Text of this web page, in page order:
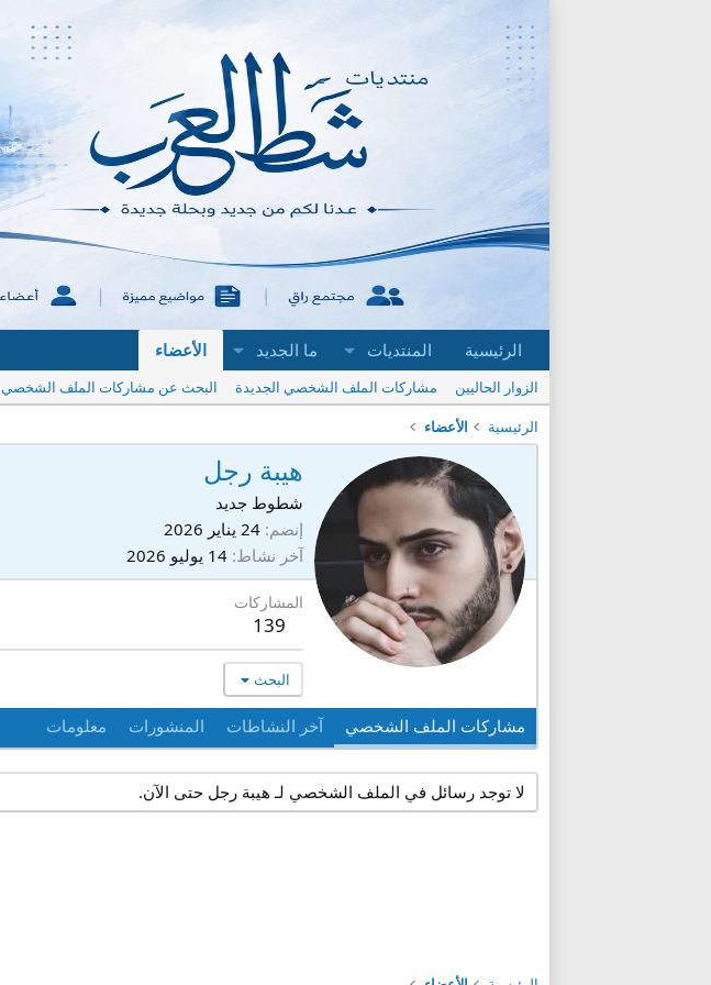
الرئيسية المنتديات ما الجديد الأعضاء
الزوار الحاليين مشاركات الملف الشخصي الجديدة
البحث عن مشاركات الملف الشخصي
الرئيسية
الأعضاء
هيبة رجل
شطوط جديد
إنضم 24 يناير 2026
آخر نشاط 14 يوليو 2026
المشاركات
139
البحث
مشاركات الملف الشخصي آخر النشاطات المنشورات معلومات
لا توجد رسائل في الملف الشخصي لـ هيبة رجل حتى الآن.